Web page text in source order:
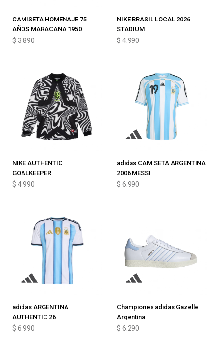
CAMISETA HOMENAJE 75
AÑOS MARACANA 1950
$ 3.890
NIKE BRASIL LOCAL 2026
STADIUM
$ 4.990
NIKE AUTHENTIC
GOALKEEPER
$ 4.990
adidas CAMISETA ARGENTINA
2006 MESSI
$ 6.990
adidas ARGENTINA
AUTHENTIC 26
$ 6.990
Championes adidas Gazelle
Argentina
$ 6.290